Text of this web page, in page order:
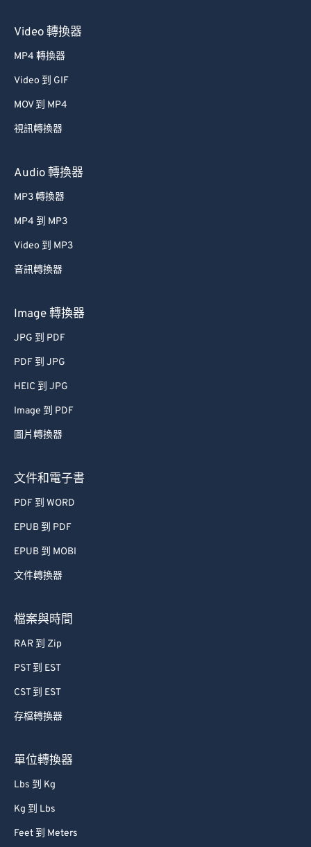
Video 轉換器
MP4 轉換器
Video 到 GIF
MOV 到 MP4
視訊轉換器
Audio 轉換器
MP3 轉換器
MP4 到 MP3
Video 到 MP3
音訊轉換器
Image 轉換器
JPG 到 PDF
PDF 到 JPG
HEIC 到 JPG
Image 到 PDF
圖片轉換器
文件和電子書
PDF 到 WORD
EPUB 到 PDF
EPUB 到 MOBI
文件轉換器
檔案與時間
RAR 到 Zip
PST 到 EST
CST 到 EST
存檔轉換器
單位轉換器
Lbs 到 Kg
Kg 到 Lbs
Feet 到 Meters